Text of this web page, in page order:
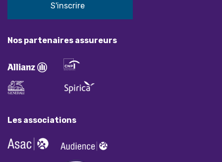
S'inscrire
Nos partenaires assureurs
Les associations